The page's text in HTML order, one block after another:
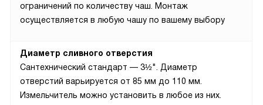
ограничений по количеству чаш. Монтаж
осуществляется в любую чашу по вашему выбору
Диаметр сливного отверстия
Сантехнический стандарт — 3½". Диаметр
отверстий варьируется от 85 мм до 110 мм.
Измельчитель можно установить в любое из них.